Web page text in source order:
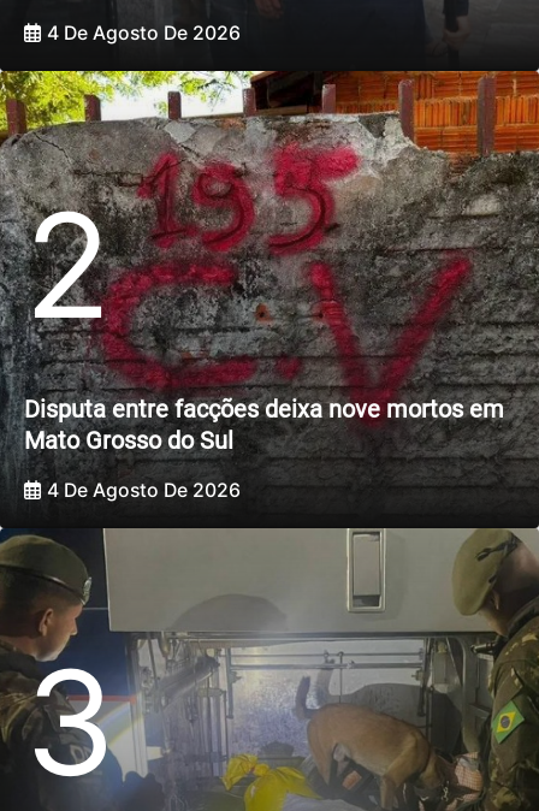
4 De Agosto De 2026
2
Disputa entre facções deixa nove mortos em
Mato Grosso do Sul
4 De Agosto De 2026
3